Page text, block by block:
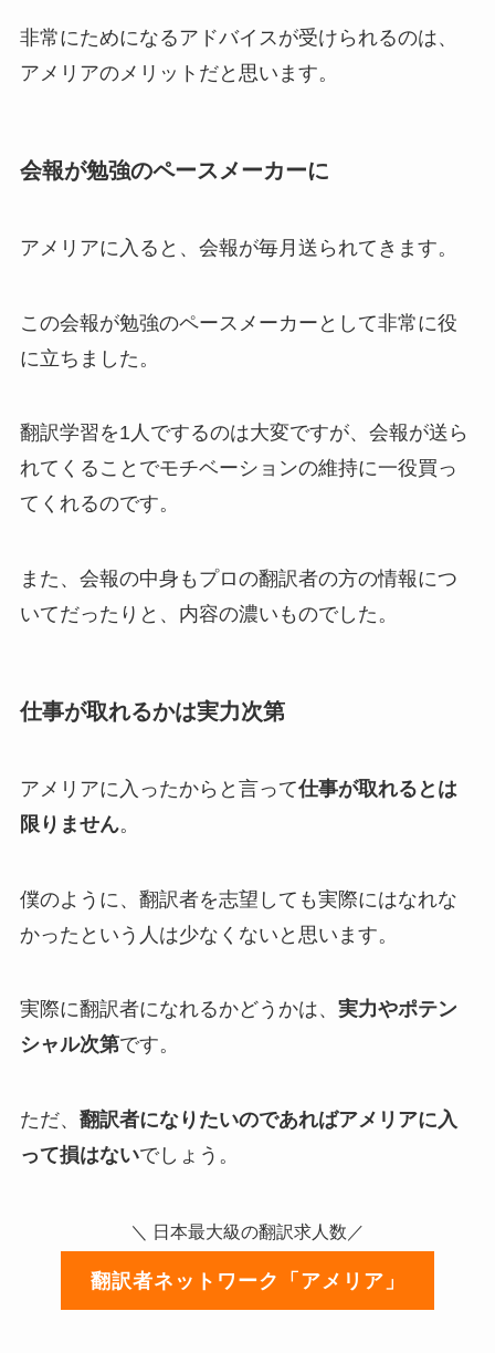
非常にためになるアドバイスが受けられるのは、
アメリアのメリットだと思います。
会報が勉強のペースメーカーに
アメリアに入ると、会報が毎月送られてきます。
この会報が勉強のペースメーカーとして非常に役
に立ちました。
翻訳学習を1人でするのは大変ですが、会報が送ら
れてくることでモチベーションの維持に一役買っ
てくれるのです。
また、会報の中身もプロの翻訳者の方の情報につ
いてだったりと、内容の濃いものでした。
仕事が取れるかは実力次第
アメリアに入ったからと言って仕事が取れるとは
限りません。
僕のように、翻訳者を志望しても実際にはなれな
かったという人は少なくないと思います。
実際に翻訳者になれるかどうかは、 実力やポテン
シャル次第です。
ただ、 翻訳者になりたいのであればアメリアに入
って損はないでしょう。
＼ 日本最大級の翻訳求人数／
翻訳者ネットワーク「アメリア」